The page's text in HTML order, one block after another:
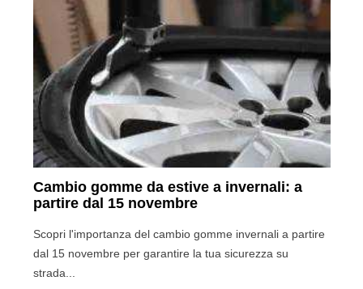
Cambio gomme da estive a invernali: a
partire dal 15 novembre
Scopri l'importanza del cambio gomme invernali a partire
dal 15 novembre per garantire la tua sicurezza su
strada...